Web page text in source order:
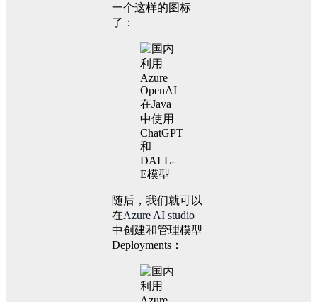
一个这样的图标
了：
随后，我们就可以
在Azure AI studio
中创建和管理模型
Deployments：